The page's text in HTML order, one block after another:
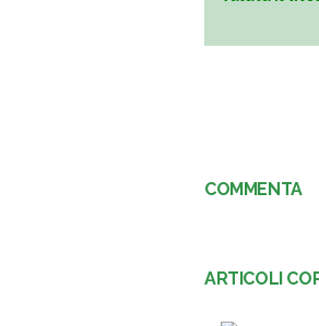
COMMENTA
ARTICOLI